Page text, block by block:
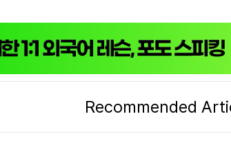
Recommended